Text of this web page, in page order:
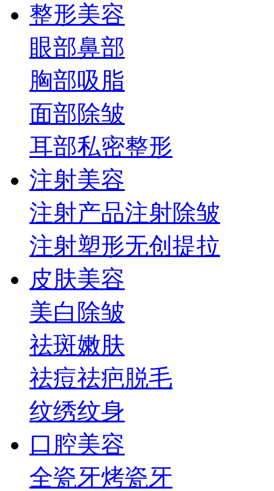
整形美容
眼部鼻部
胸部吸脂
面部除皱
耳部私密整形
注射美容
注射产品注射除皱
注射塑形无创提拉
皮肤美容
美白 除皱
祛斑嫩肤
祛痘祛疤脱毛
纹绣纹身
口腔美容
全瓷牙烤瓷牙